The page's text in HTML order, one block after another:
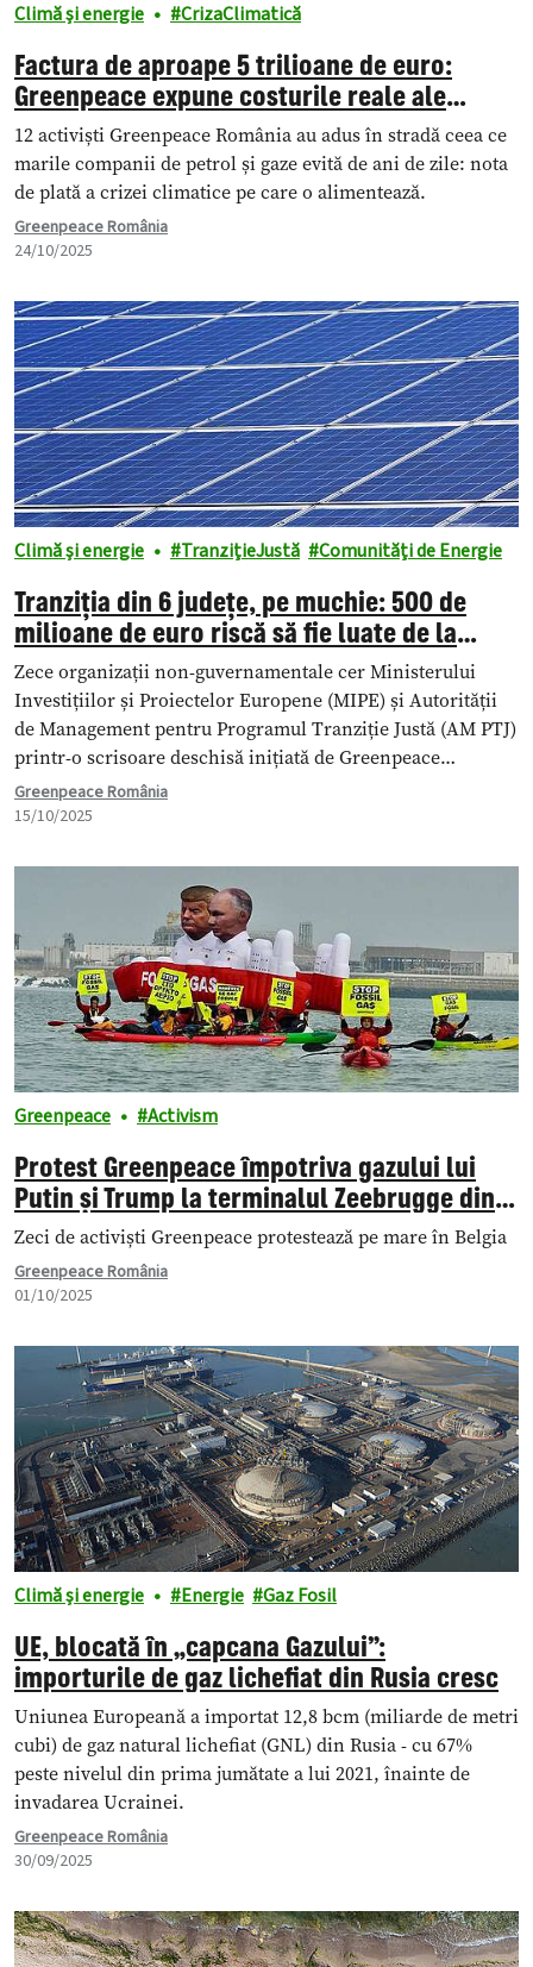
Climă și energie CrizaClimatică
Factura de aproape 5 trilioane de euro:
Greenpeace expune costurile reale ale
poluării printr-o acțiune în București
12 activiști Greenpeace România au adus în stradă ceea ce
marile companii de petrol și gaze evită de ani de zile: nota
de plată a crizei climatice pe care o alimentează.
Greenpeace România
24/10/2025
Climă și energie TranzițieJustă Comunități de Energie
Tranziția din 6 județe, pe muchie: 500 de
milioane de euro riscă să fie luate de la
comunitățile de energie
Zece organizații non-guvernamentale cer Ministerului
Investițiilor și Proiectelor Europene (MIPE) și Autorității
de Management pentru Programul Tranziție Justă (AM PTJ)
printr-o scrisoare deschisă inițiată de Greenpeace
România, să mențină alocările dedicate comunităților de
energie și să lanseze de urgență apelurile de finanțare
autorităților locale.
Greenpeace România
15/10/2025
Greenpeace Activism
Protest Greenpeace împotriva gazului lui
Putin și Trump la terminalul Zeebrugge din
Belgia
Zeci de activiști Greenpeace protestează pe mare în Belgia
Greenpeace România
01/10/2025
Climă și energie Energie Gaz Fosil
UE, blocată în „capcana Gazului”:
importurile de gaz lichefiat din Rusia cresc
Uniunea Europeană a importat 12,8 bcm (miliarde de metri
cubi) de gaz natural lichefiat (GNL) din Rusia - cu 67%
peste nivelul din prima jumătate a lui 2021, înainte de
invadarea Ucrainei.
Greenpeace România
30/09/2025